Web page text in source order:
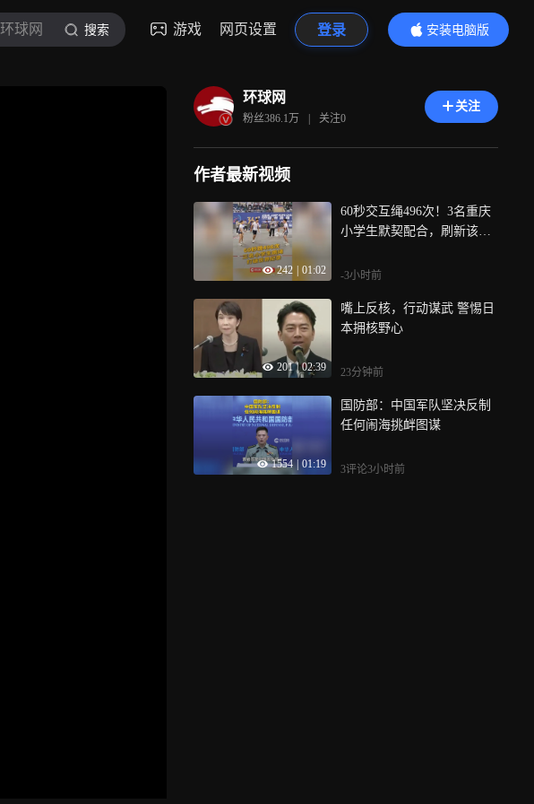
环球网 搜索 游戏 网页设置 登录
安装电脑版
内容更精彩
环球网
粉丝386.1万 | 关注0
关注
作者最新视频
242 01:02
60秒交互绳496次！3名重庆
小学生默契配合，刷新该项
锦标赛冠军！
-3小时前
201 | 02:39
嘴上反核，行动谋武 警惕日
本拥核野心
23分钟前
1554 01:19
国防部：中国军队坚决反制
任何闹海挑衅图谋
3评论3小时前